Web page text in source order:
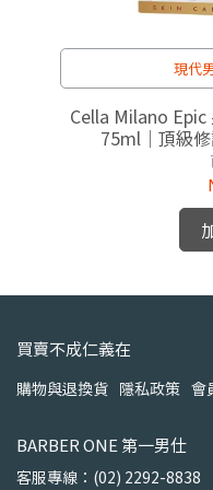
現代
Cella Milano
75ml｜頂級
買賣不成仁義在
購物與退換貨 隱私政策 會
BARBER ONE 第一男仕
客服專線：(02) 2292-8838